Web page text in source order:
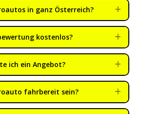
in ganz Österreich?
kostenlos?
ich ein Angebot?
fahrbereit sein?